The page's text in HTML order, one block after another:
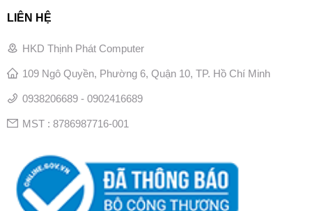
LIÊN HỆ
HKD Thịnh Phát Computer
109 Ngô Quyền, Phường 6, Quận 10, TP. Hồ Chí Minh
0938206689 - 0902416689
MST : 8786987716-001